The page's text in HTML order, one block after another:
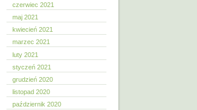
czerwiec 2021
maj 2021
kwiecień 2021
marzec 2021
luty 2021
styczeń 2021
grudzień 2020
listopad 2020
październik 2020